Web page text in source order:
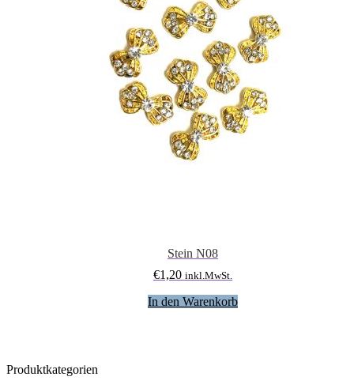
Stein N08
€1,20 inkl.MwSt.
In den Warenkorb
Produktkategorien